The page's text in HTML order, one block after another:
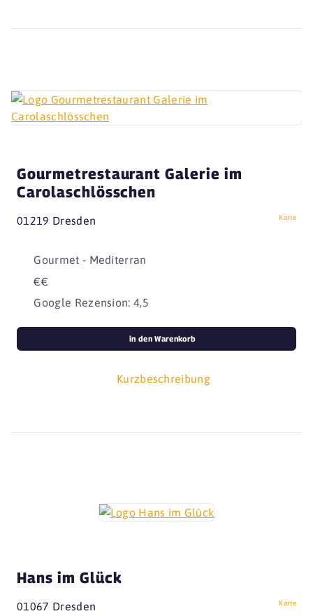
Gourmetrestaurant Galerie im
Carolaschlösschen
01219 Dresden Karte
Gourmet - Mediterran
€€
Google Rezension: 4,5
Kurzbeschreibung
in den Warenkorb
Hans im Glück
01067 Dresden Karte